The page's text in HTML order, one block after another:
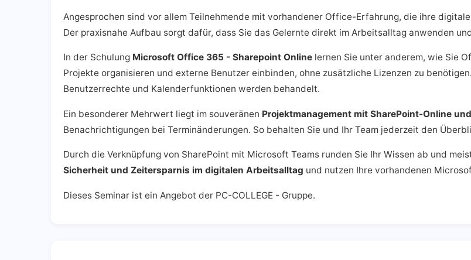
Angesprochen sind vor allem Teilnehmende mit vorhandener Office-Erfahrung, die ihre
Der praxisnahe Aufbau sorgt dafür, dass Sie das Gelernte direkt im Arbeitsalltag anwenden
In der Schulung Microsoft Office 365 - Sharepoint Online lernen Sie unter anderem, wie Sie
Projekte organisieren und externe Benutzer einbinden, ohne zusätzliche Lizenzen zu
Benutzerrechte und Kalenderfunktionen werden behandelt.
Ein besonderer Mehrwert liegt im souveränen Projektmanagement mit SharePoint-Online
Benachrichtigungen bei Terminänderungen. So behalten Sie und Ihr Team jederzeit den
Durch die Verknüpfung von SharePoint mit Microsoft Teams runden Sie Ihr Wissen ab und
Sicherheit und Zeitersparnis im digitalen Arbeitsalltag und nutzen Ihre vorhandenen
Dieses Seminar ist ein Angebot der PC-COLLEGE - Gruppe.